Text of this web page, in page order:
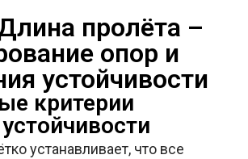
пролёта –
опор и
устойчивости
критерии
устанавливает, что все